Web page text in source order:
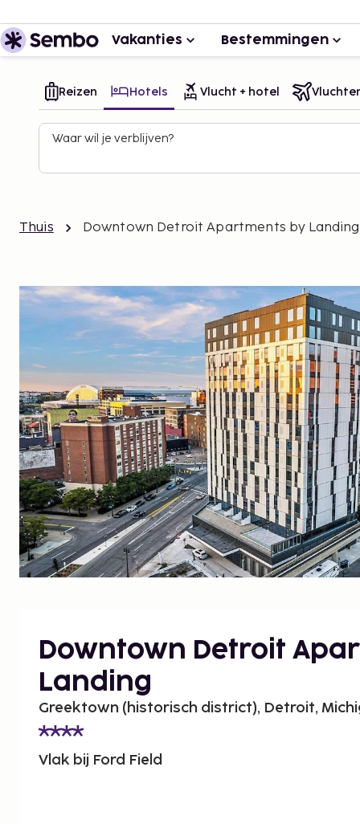
Vakanties Bestemmingen
Reizen Hotels Vlucht + hotel
Waar wil je verblijven?
Thuis Downtown Detroit Apartments by Landing
Downtown Detroit
Landing
Greektown (historisch district), Detroit,
Vlak bij Ford Field